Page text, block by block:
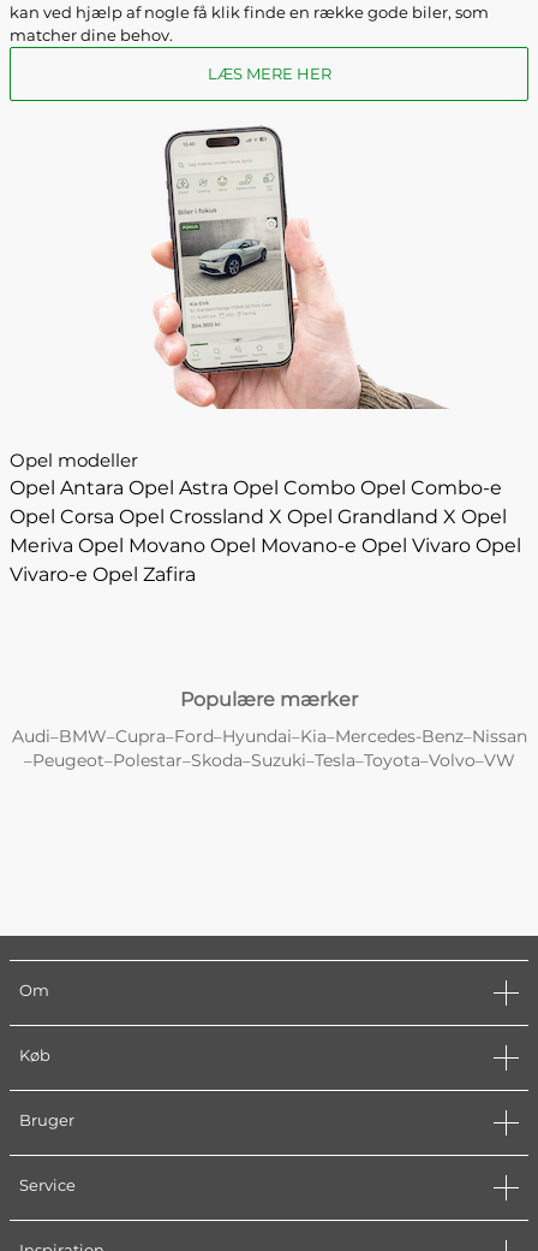
kan ved hjælp af nogle få klik finde en række gode biler, som
matcher dine behov.
LÆS MERE HER
Opel modeller
Opel Antara Opel Astra Opel Combo Opel Combo-e
Opel Corsa Opel Crossland X Opel Grandland X Opel
Meriva Opel Movano Opel Movano-e Opel Vivaro Opel
Vivaro-e Opel Zafira
Populære mærker
Audi–BMW–Cupra–Ford–Hyundai–Kia–Mercedes-Benz–Nissan
–Peugeot–Polestar–Skoda–Suzuki–Tesla–Toyota–Volvo–VW
Om
Køb
Bruger
Service